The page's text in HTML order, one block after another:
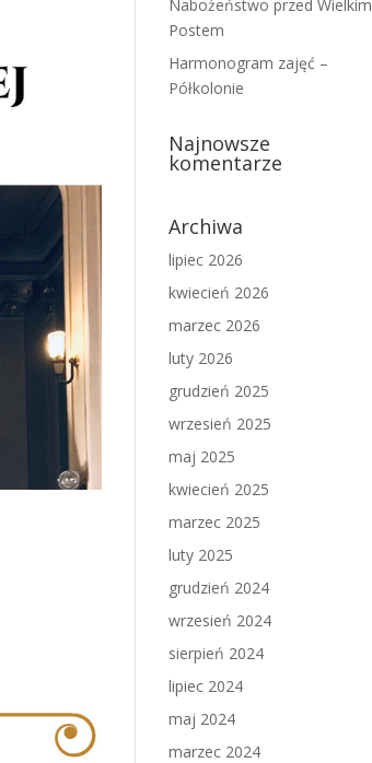
Nabożeństwo przed Wielkim
Postem
Harmonogram zajęć –
Półkolonie
Najnowsze
komentarze
Archiwa
lipiec 2026
kwiecień 2026
marzec 2026
luty 2026
grudzień 2025
wrzesień 2025
maj 2025
kwiecień 2025
marzec 2025
luty 2025
grudzień 2024
wrzesień 2024
sierpień 2024
lipiec 2024
maj 2024
marzec 2024